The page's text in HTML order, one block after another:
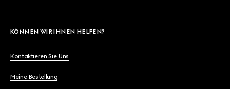
KÖNNEN WIR IHNEN HELFEN?
Kontaktieren Sie Uns
Meine Bestellung